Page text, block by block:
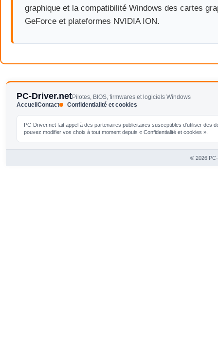
graphique et la compatibilité Windows des cartes
GeForce et plateformes NVIDIA ION.
PC-Driver.netPilotes, BIOS, firmwares et logiciels Windows
Accueil Contact Confidentialité et cookies
PC-Driver.net fait appel à des partenaires publicitaires susceptibles d'utiliser
pouvez modifier vos choix à tout moment depuis « Confidentialité et cookies ».
© 2026